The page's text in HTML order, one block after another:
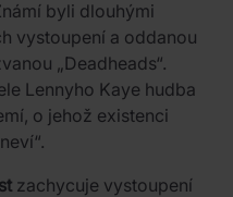
byli dlouhými
vystoupení a oddanou
„Deadheads“.
Lennyho Kaye hudba
o jehož existenci
zachycuje vystoupení